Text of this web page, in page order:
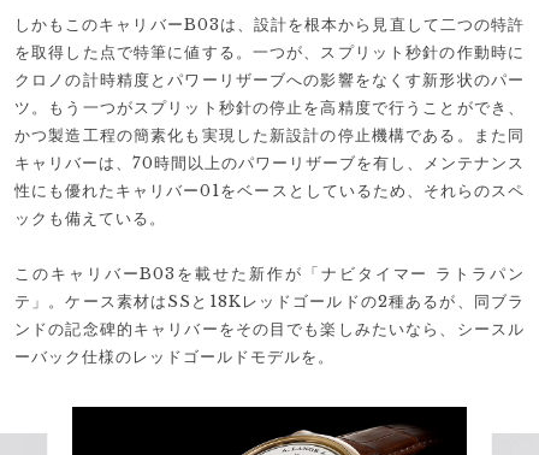
しかもこのキャリバーB03は、設計を根本から見直して二つの特許
を取得した点で特筆に値する。一つが、スプリット秒針の作動時に
クロノの計時精度とパワーリザーブへの影響をなくす新形状のパー
ツ。もう一つがスプリット秒針の停止を高精度で行うことができ、
かつ製造工程の簡素化も実現した新設計の停止機構である。また同
キャリバーは、70時間以上のパワーリザーブを有し、メンテナンス
性にも優れたキャリバー01をベースとしているため、それらのスペ
ックも備えている。
このキャリバーB03を載せた新作が「ナビタイマー ラトラパン
テ」。ケース素材はSSと18Kレッドゴールドの2種あるが、同ブラ
ンドの記念碑的キャリバーをその目でも楽しみたいなら、シースル
ーバック仕様のレッドゴールドモデルを。